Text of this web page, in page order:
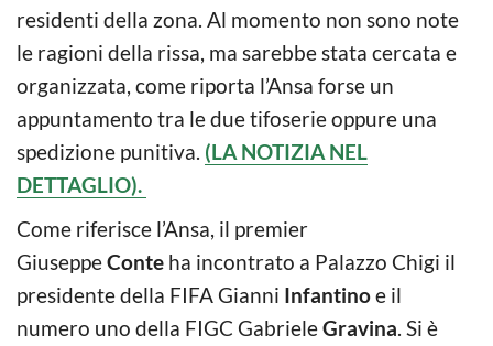
residenti della zona. Al momento non sono note
le ragioni della rissa, ma sarebbe stata cercata e
organizzata, come riporta l’Ansa forse un
appuntamento tra le due tifoserie oppure una
spedizione punitiva. (LA NOTIZIA NEL
DETTAGLIO).
Come riferisce l’Ansa, il premier
GiuseppeConte ha incontrato a Palazzo Chigi il
presidente della FIFA Gianni Infantinoe il
numero uno della FIGC GabrieleGravina. Si è